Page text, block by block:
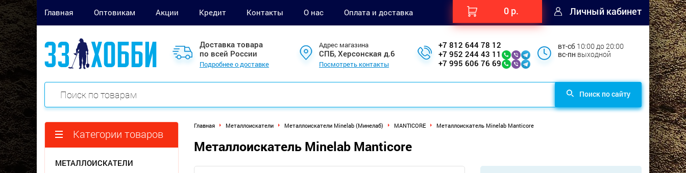
Главная Оптовикам Акции Кредит Контакты О нас Оплата и доставка 0 р. Личный кабинет
Доставка товара
по всей России
Подробнее о доставке
Адрес магазина
СПБ, Херсонская д.6
Посмотреть контакты
+7 812 644 78 12
+7 952 244 43 11
+7 995 606 76 69
вт-сб 10:00 до 20:00
вс-пн выходной
Поиск по сайту
Категории товаров
МЕТАЛЛОИСКАТЕЛИ
Главная Металлоискатели Металлоискатели Minelab (Минелаб) MANTICORE Металлоискатель Minelab Manticore
Металлоискатель Minelab Manticore